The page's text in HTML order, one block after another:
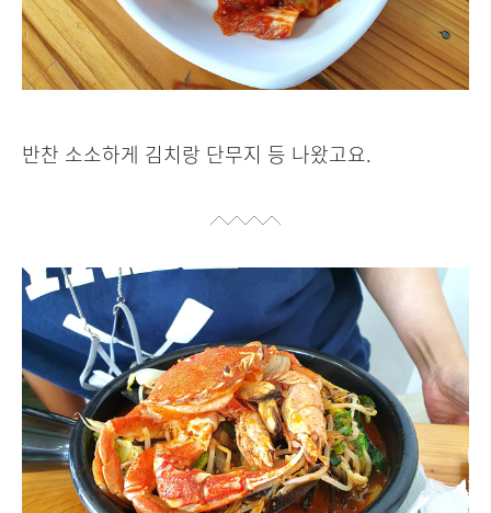
반찬 소소하게 김치랑 단무지 등 나왔고요.